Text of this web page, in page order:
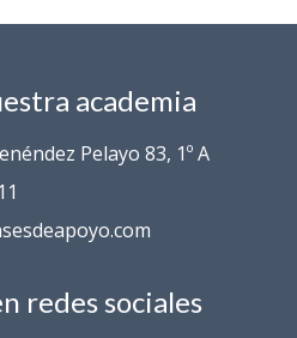
academia
Pelayo 83, 1º A
redes sociales